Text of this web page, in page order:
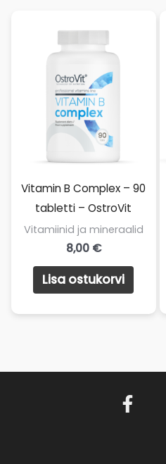
Vitamin B Complex – 90
tabletti – OstroVit
Vitamiinid ja mineraalid
8,00 €
Lisa ostukorvi